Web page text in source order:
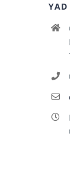
YAD